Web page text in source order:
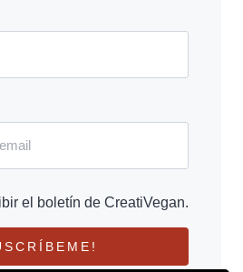
el boletín de CreatiVegan.